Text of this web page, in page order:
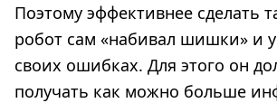
Поэтому эффективнее сделать
робот сам «набивал шишки» и
своих ошибках. Для этого он
получать как можно больше